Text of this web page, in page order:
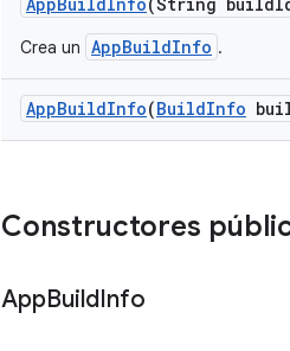
Crea un AppBuildInfo .
AppBuildInfo(BuildInfo
Constructores
AppBuildInfo